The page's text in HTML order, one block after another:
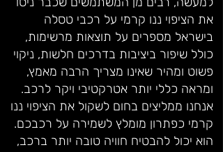
את הציפוי ננו קרמי על רכבי טסלה
בישראל מספרים על תוצאות מרשימות,
כולל שיפור ביציבות בדרכים חלשות, ניקוי
פשוט ומהיר שאינו מצריך הרבה מאמץ,
ומראה כללי יותר אטרקטיבי ויקר לרכב.
אנחנו ממליצים בחום לשקול את הציפוי ננו
קרמי כפתרון מומלץ לשמירה על רכבכם.
הוא יכול להבטיח חוויה טובה יותר ברכב,